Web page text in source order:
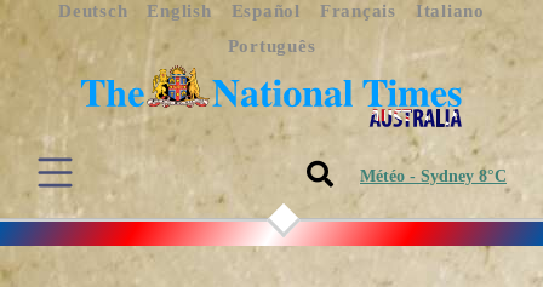
Deutsch English Español Français
Italiano
Português
Météo - Sydney 8°C